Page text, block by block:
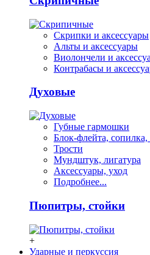
Скрипки и аксессуары
Альты и аксессуары
Виолончели и
Контрабасы и
Духовые
Губные гармошки
Блок-флейта,
Трости
Мундштук, лигатура
Аксессуары, уход
Подробнее...
Пюпитры, стойки
+
Ударные и перкуссия